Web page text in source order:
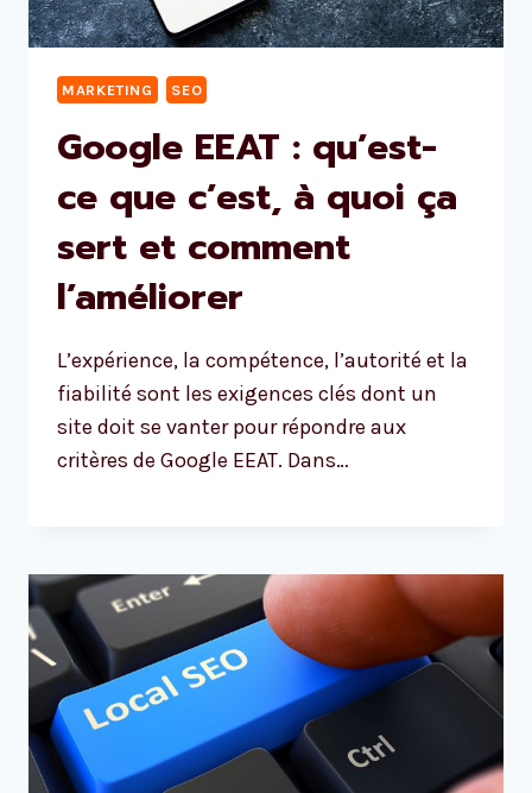
MARKETING SEO
Google EEAT : qu’est-
ce que c’est, à quoi ça
sert et comment
l’améliorer
L’expérience, la compétence, l’autorité et la
fiabilité sont les exigences clés dont un
site doit se vanter pour répondre aux
critères de Google EEAT. Dans…